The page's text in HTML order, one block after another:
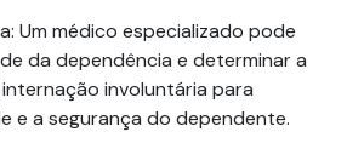
Um médico especializado pode
da dependência e determinar a
involuntária para
e a segurança do dependente.